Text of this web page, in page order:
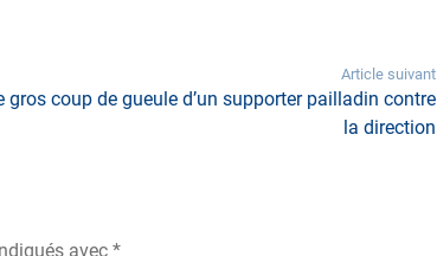
Article suivant
gros coup de gueule d’un supporter pailladin contre
la direction
avec *